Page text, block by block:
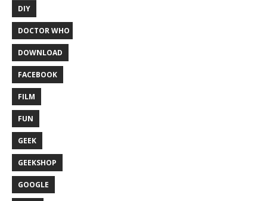
DIY
DOCTOR WHO
DOWNLOAD
FACEBOOK
FILM
FUN
GEEK
GEEKSHOP
GOOGLE